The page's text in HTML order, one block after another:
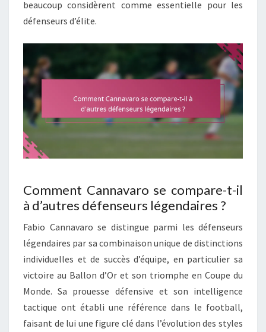
beaucoup considèrent comme essentielle pour les
défenseurs d’élite.
Comment Cannavaro se compare-t-il
à d’autres défenseurs légendaires ?
Fabio Cannavaro se distingue parmi les défenseurs
légendaires par sa combinaison unique de distinctions
individuelles et de succès d’équipe, en particulier sa
victoire au Ballon d’Or et son triomphe en Coupe du
Monde. Sa prouesse défensive et son intelligence
tactique ont établi une référence dans le football,
faisant de lui une figure clé dans l’évolution des styles